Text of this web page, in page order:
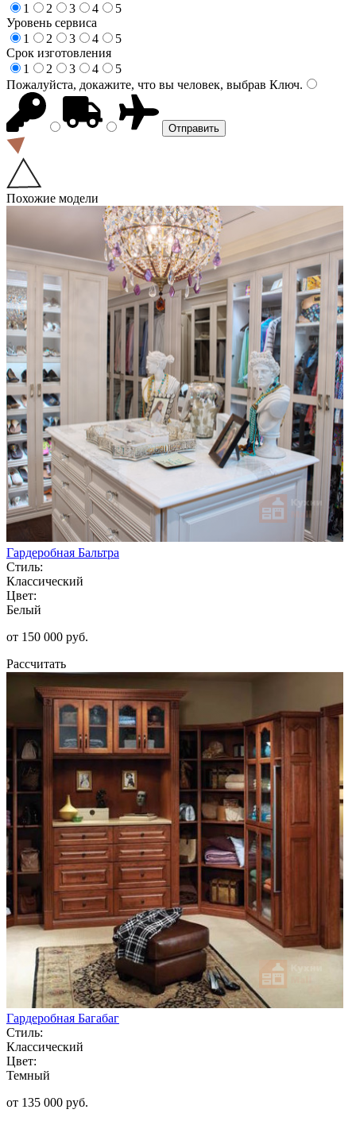
1
2 3 4
5
Уровень сервиса
1
2 3 4
5
Срок изготовления
1
2 3 4
5
Пожалуйста, докажите, что вы человек, выбрав Ключ.
Похожие модели
Гардеробная Бальтра
Стиль:
Классический
Цвет:
Белый
от 150 000 руб.
Рассчитать
Гардеробная Багабаг
Стиль:
Классический
Цвет:
Темный
от 135 000 руб.